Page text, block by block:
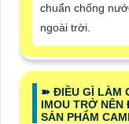
chuẩn chống
ngoài trời.
➽ ĐIỀU GÌ LÀM
IMOU TRỞ NÊN
SẢN PHẨM